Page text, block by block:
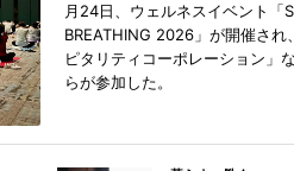
月24日、ウェルネスイベント「
BREATHING 2026」が開催され
ピタリティコーポレーション」
らが参加した。